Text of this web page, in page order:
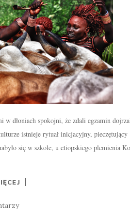
dłoniach spokojni, że zdali egzamin
istnieje rytuał inicjacyjny, pieczętujący
się w szkole, u etiopskiego plemienia